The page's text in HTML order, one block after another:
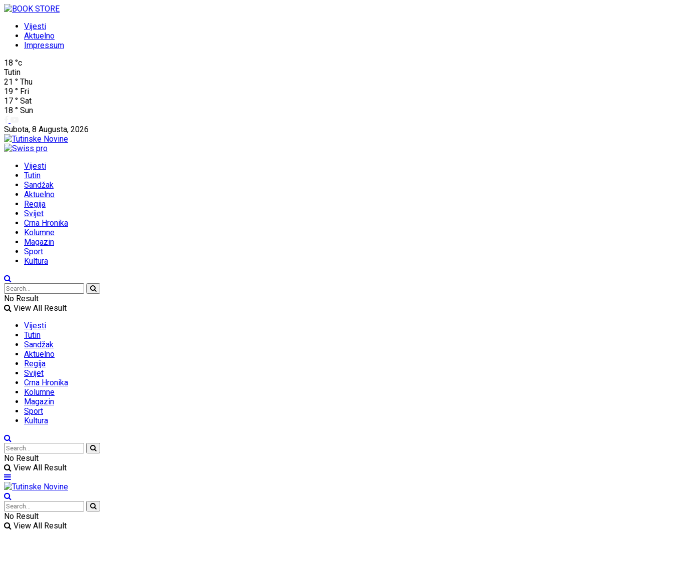
Vijesti
Aktuelno
Impressum
18 °c
Tutin
21 ° Thu
19 ° Fri
17 ° Sat
18 ° Sun
Subota, 8 Augusta, 2026
Vijesti
Tutin
Sandžak
Aktuelno
Regija
Svijet
Crna Hronika
Kolumne
Magazin
Sport
Kultura
No Result
View All Result
Vijesti
Tutin
Sandžak
Aktuelno
Regija
Svijet
Crna Hronika
Kolumne
Magazin
Sport
Kultura
No Result
View All Result
No Result
View All Result